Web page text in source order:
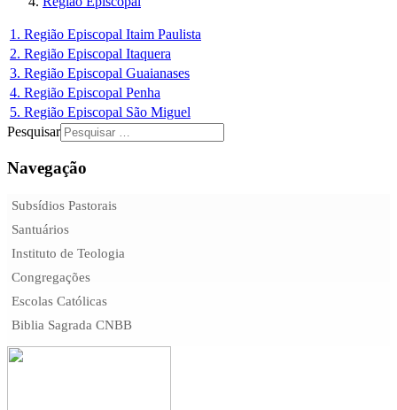
1. Região Episcopal Itaim Paulista
2. Região Episcopal Itaquera
3. Região Episcopal Guaianases
4. Região Episcopal Penha
5. Região Episcopal São Miguel
Pesquisar
Navegação
Subsídios Pastorais
Santuários
Instituto de Teologia
Congregações
Escolas Católicas
Biblia Sagrada CNBB